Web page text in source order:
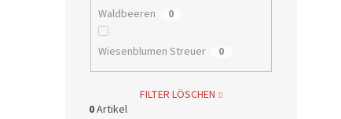
Waldbeeren 0
Wiesenblumen Streuer 0
FILTER LÖSCHEN
0Artikel